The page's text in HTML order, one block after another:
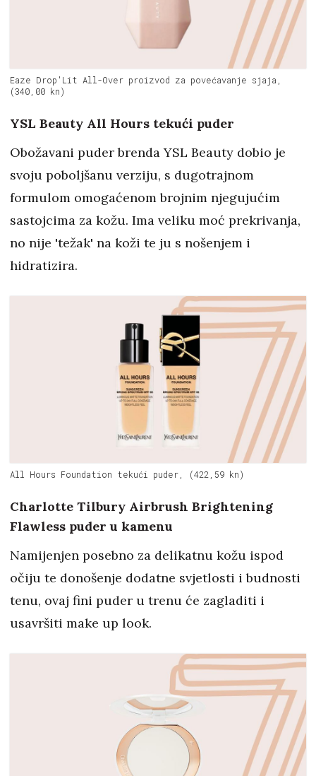
Eaze Drop'Lit All-Over proizvod za povećavanje sjaja,
(340,00 kn)
YSL Beauty All Hours tekući puder
Obožavani puder brenda YSL Beauty dobio je
svoju poboljšanu verziju, s dugotrajnom
formulom omogaćenom brojnim njegujućim
sastojcima za kožu. Ima veliku moć prekrivanja,
no nije 'težak' na koži te ju s nošenjem i
hidratizira.
All Hours Foundation tekući puder, (422,59 kn)
Charlotte Tilbury Airbrush Brightening
Flawless puder u kamenu
Namijenjen posebno za delikatnu kožu ispod
očiju te donošenje dodatne svjetlosti i budnosti
tenu, ovaj fini puder u trenu će zagladiti i
usavršiti make up look.